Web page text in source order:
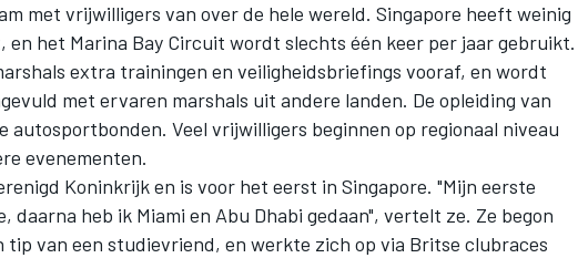
met vrijwilligers van over de hele wereld. Singapore heeft weinig
het Marina Bay Circuit wordt slechts één keer per jaar gebruikt.
extra trainingen en veiligheidsbriefings vooraf, en wordt
met ervaren marshals uit andere landen. De opleiding van
autosportbonden. Veel vrijwilligers beginnen op regionaal niveau
evenementen.
Koninkrijk en is voor het eerst in Singapore. "Mijn eerste
daarna heb ik Miami en Abu Dhabi gedaan", vertelt ze. Ze begon
tip van een studievriend, en werkte zich op via Britse clubraces